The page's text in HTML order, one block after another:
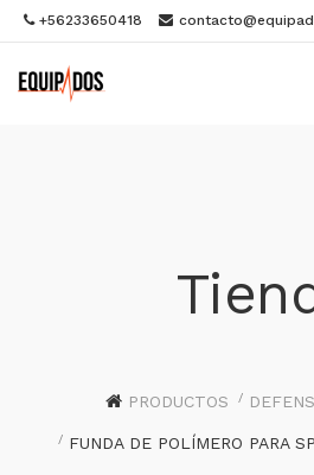
+56233650418
PRODUCTOS
FUNDA DE POLÍMERO PARA